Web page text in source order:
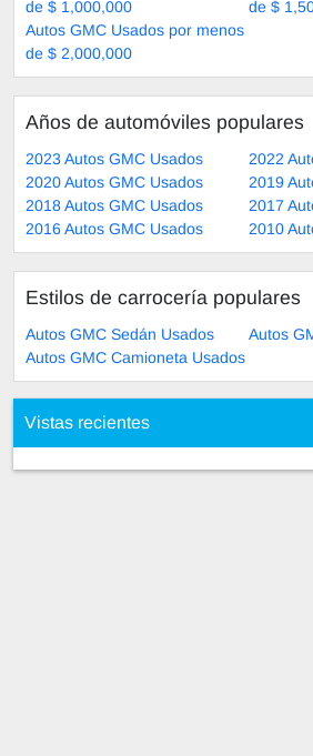
de $ 1,000,000
de $
Autos GMC Usados por menos
de $ 2,000,000
Años de automóviles populares
2023 Autos GMC Usados
2022
2020 Autos GMC Usados
2019
2018 Autos GMC Usados
2017
2016 Autos GMC Usados
2010
Estilos de carrocería populares
Autos GMC Sedán Usados
Autos
Autos GMC Camioneta Usados
Vistas recientes